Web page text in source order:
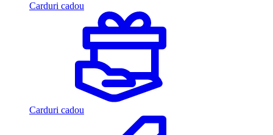
Carduri cadou
Carduri cadou